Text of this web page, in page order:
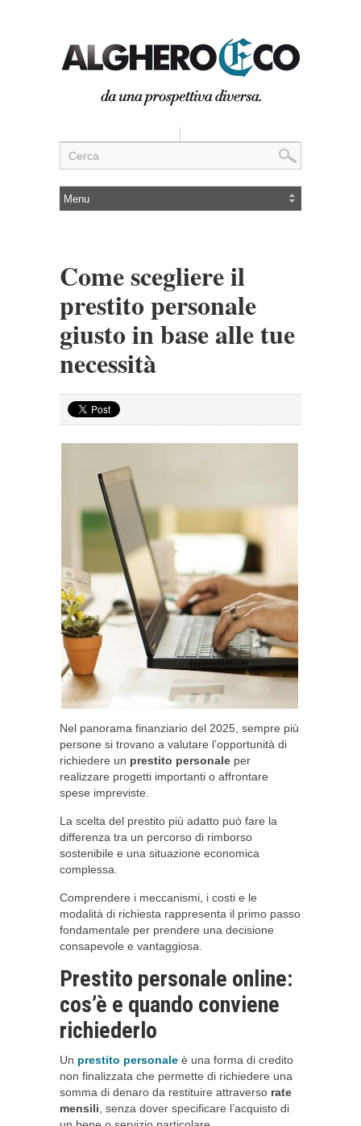
Come scegliere il
prestito personale
giusto in base alle tue
necessità
Nel panorama finanziario del 2025, sempre più
persone si trovano a valutare l’opportunità di
richiedere un prestito personale per
realizzare progetti importanti o affrontare
spese impreviste.
La scelta del prestito più adatto può fare la
differenza tra un percorso di rimborso
sostenibile e una situazione economica
complessa.
Comprendere i meccanismi, i costi e le
modalità di richiesta rappresenta il primo passo
fondamentale per prendere una decisione
consapevole e vantaggiosa.
Prestito personale online:
cos’è e quando conviene
richiederlo
Un prestito personale è una forma di credito
non finalizzata che permette di richiedere una
somma di denaro da restituire attraverso rate
mensili , senza dover specificare l’acquisto di